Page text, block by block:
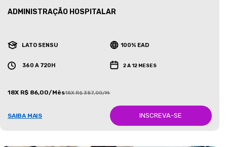
ADMINISTRAÇÃO HOSPITALAR
LATO SENSU 100% EAD
360 A 720H 2 A 12 MESES
18X R$ 86,00/Mês18X R$ 387,00/Mês
SAIBA MAIS INSCREVA-SE